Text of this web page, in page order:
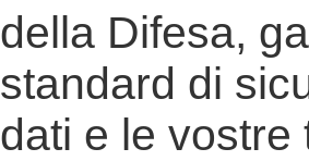
della Difesa,
standard di
dati e le vostre